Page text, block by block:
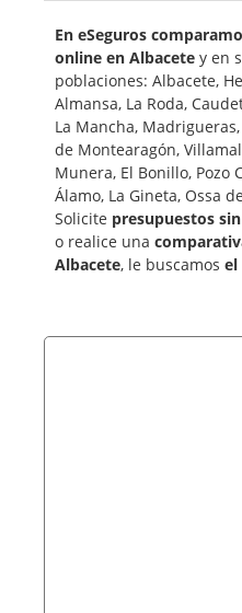
En eSeguros
online en Albacete y en
poblaciones: Albacete,
Almansa, La Roda,
La Mancha,
de Montearagón,
Munera, El Bonillo, Pozo
Álamo, La Gineta, Ossa
Solicite presupuestos
o realice una
Albacete, le buscamos el